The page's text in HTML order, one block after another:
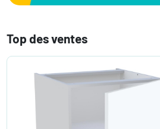
Top des ventes